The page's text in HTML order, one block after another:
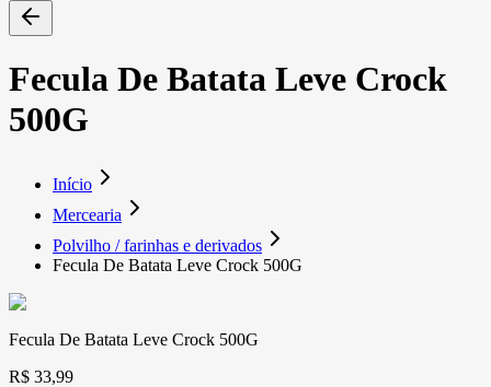
Fecula De Batata Leve Crock
500G
Início
Mercearia
Polvilho / farinhas e derivados
Fecula De Batata Leve Crock 500G
Fecula De Batata Leve Crock 500G
R$ 33,99